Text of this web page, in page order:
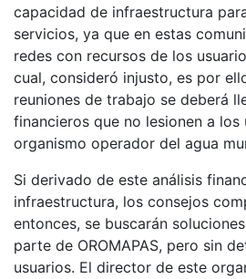
capacidad de infraestructura
servicios, ya que en estas
redes con recursos de los
cual, consideró injusto, es por
reuniones de trabajo se deberá
financieros que no lesionen a los
organismo operador del agua
Si derivado de este análisis
infraestructura, los consejos
entonces, se buscarán
parte de OROMAPAS, pero sin
usuarios. El director de este